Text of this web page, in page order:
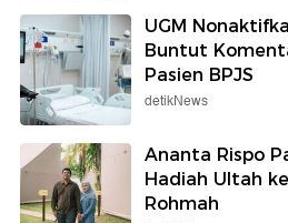
UGM
Buntut
Pasien BPJS
detikNews
Ananta Rispo
Hadiah Ultah
Rohmah